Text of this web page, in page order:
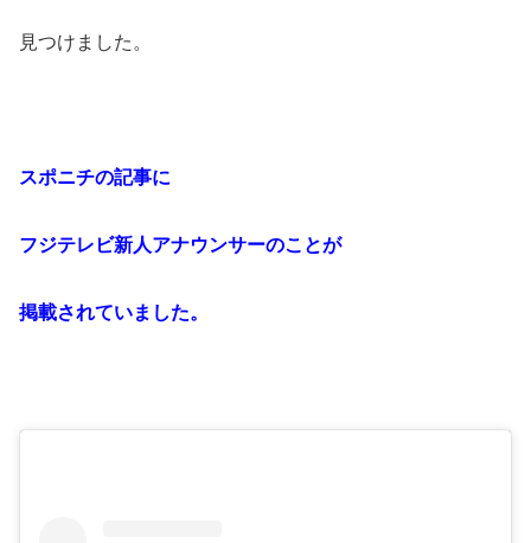
見つけました。
スポニチの記事に
フジテレビ新人アナウンサーのことが
掲載されていました。